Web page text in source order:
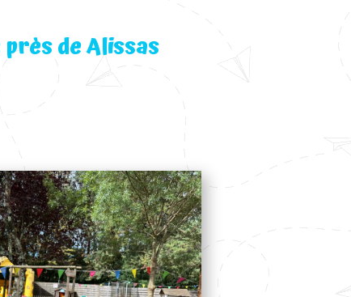
de Alissas